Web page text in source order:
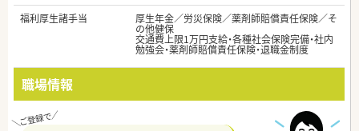
福利厚生諸手当
厚生年金／労災保険／薬剤師賠償責任保険／そ
の他健保
交通費上限1万円支給・各種社会保険完備・社内
勉強会・薬剤師賠償責任保険・退職金制度
職場情報